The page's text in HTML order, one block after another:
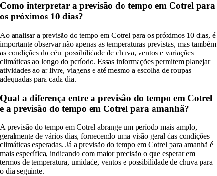
Como interpretar a previsão do tempo em Cotrel para
os próximos 10 dias?
Ao analisar a previsão do tempo em Cotrel para os próximos 10 dias, é
importante observar não apenas as temperaturas previstas, mas também
as condições do céu, possibilidade de chuva, ventos e variações
climáticas ao longo do período. Essas informações permitem planejar
atividades ao ar livre, viagens e até mesmo a escolha de roupas
adequadas para cada dia.
Qual a diferença entre a previsão do tempo em Cotrel
e a previsão do tempo em Cotrel para amanhã?
A previsão do tempo em Cotrel abrange um período mais amplo,
geralmente de vários dias, fornecendo uma visão geral das condições
climáticas esperadas. Já a previsão do tempo em Cotrel para amanhã é
mais específica, indicando com maior precisão o que esperar em
termos de temperatura, umidade, ventos e possibilidade de chuva para
o dia seguinte.